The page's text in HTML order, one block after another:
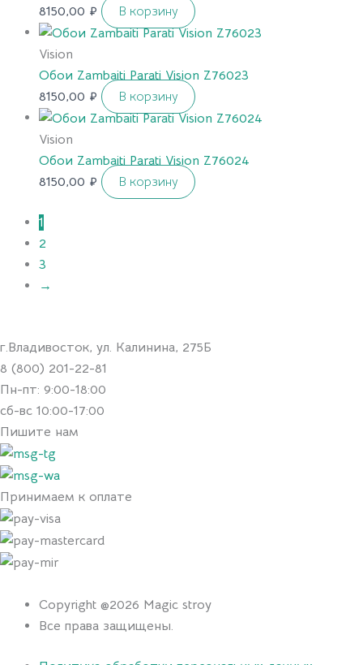
8150,00 ₽ В корзину
Vision
Обои Zambaiti Parati Vision Z76023
8150,00 ₽ В корзину
Vision
Обои Zambaiti Parati Vision Z76024
8150,00 ₽ В корзину
1
2
3
→
г.Владивосток, ул. Калинина, 275Б
8 (800) 201-22-81
Пн-пт: 9:00-18:00
сб-вс 10:00-17:00
Пишите нам
Принимаем к оплате
Copyright @2026 Magic stroy
Все права защищены.